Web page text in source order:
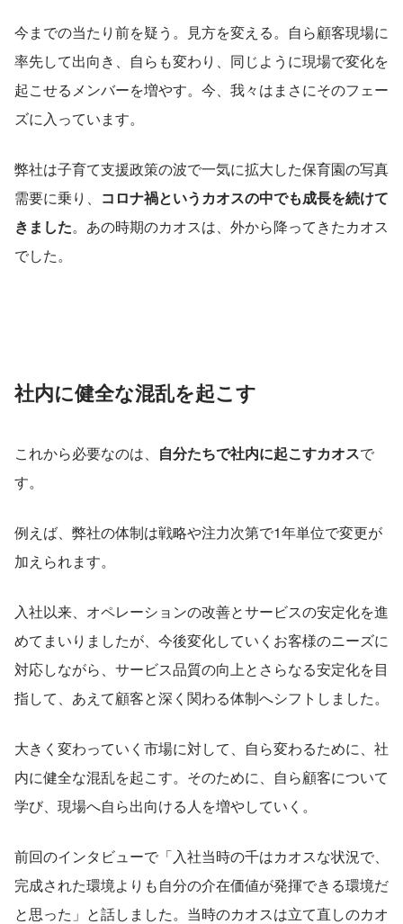
今までの当たり前を疑う。見方を変える。自ら顧客現場に
率先して出向き、自らも変わり、同じように現場で変化を
起こせるメンバーを増やす。今、我々はまさにそのフェー
ズに入っています。
弊社は子育て支援政策の波で一気に拡大した保育園の写真
需要に乗り、 コロナ禍というカオスの中でも成長を続けて
きました。あの時期のカオスは、外から降ってきたカオス
でした。
社内に健全な混乱を起こす
これから必要なのは、 自分たちで社内に起こすカオスで
す。
例えば、弊社の体制は戦略や注力次第で1年単位で変更が
加えられます。
入社以来、オペレーションの改善とサービスの安定化を進
めてまいりましたが、今後変化していくお客様のニーズに
対応しながら、サービス品質の向上とさらなる安定化を目
指して、あえて顧客と深く関わる体制へシフトしました。
大きく変わっていく市場に対して、自ら変わるために、社
内に健全な混乱を起こす。そのために、自ら顧客について
学び、現場へ自ら出向ける人を増やしていく。
前回のインタビューで「入社当時の千はカオスな状況で、
完成された環境よりも自分の介在価値が発揮できる環境だ
と思った」と話しました。当時のカオスは立て直しのカオ